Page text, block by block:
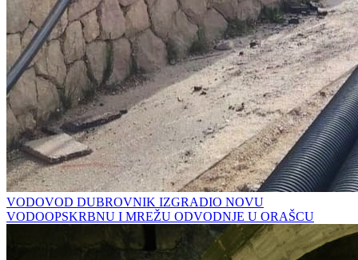
VODOVOD DUBROVNIK IZGRADIO NOVU
VODOOPSKRBNU I MREŽU ODVODNJE U ORAŠCU